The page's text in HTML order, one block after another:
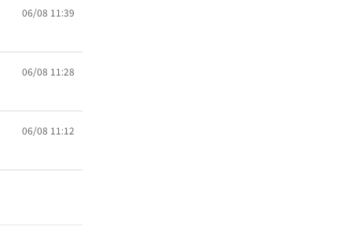
06/08 11:39
06/08 11:28
06/08 11:12